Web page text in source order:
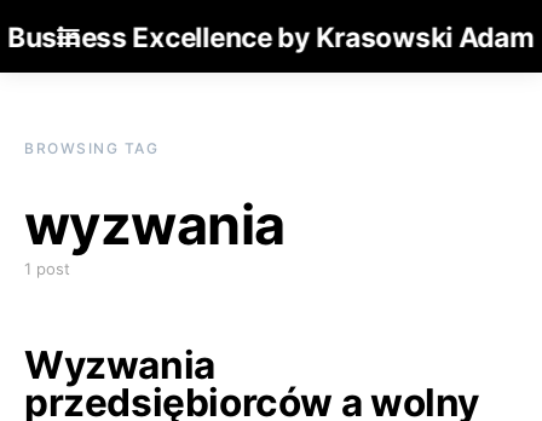
Business Excellence by Krasowski Adam
BROWSING TAG
wyzwania
1 post
Wyzwania
przedsiębiorców a wolny